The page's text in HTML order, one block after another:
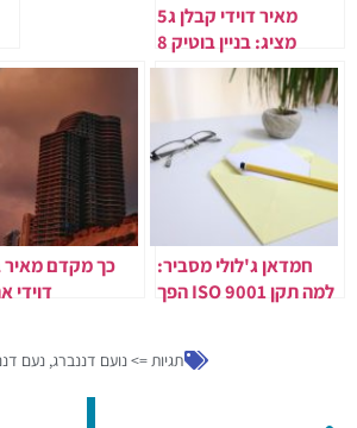
מאיר דוידי קבלן ג5
מציג: בניין בוטיק 8
קומות סביב כיכר
חמדאן ג'לולי מסביר:
למה תקן ISO 9001 הפך
כך מקדם מאיר
דוידי
תגיות =>נועם דננברג,נעם